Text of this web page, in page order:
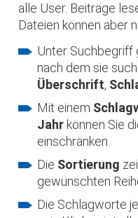
alle User. Beiträge
Dateien können aber
Unter Suchbegriff
nach dem sie
Überschrift,
Mit einem
Jahr können Sie
einschränken.
Die Sortierung
gewünschten
Die Schlagworte